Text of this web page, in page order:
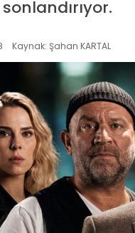
Kaynak: Şahan KARTAL